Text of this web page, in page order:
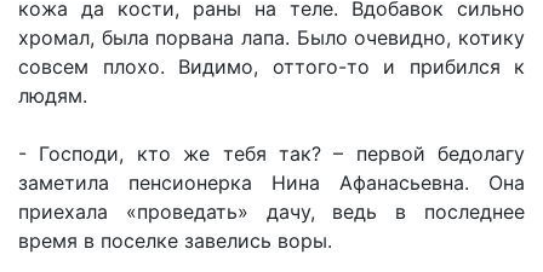
кожа да кости, раны на теле. Вдобавок сильно
хромал, была порвана лапа. Было очевидно, котику
совсем плохо. Видимо, оттого-то и прибился к
людям.
- Господи, кто же тебя так? – первой бедолагу
заметила пенсионерка Нина Афанасьевна. Она
приехала «проведать» дачу, ведь в последнее
время в поселке завелись воры.